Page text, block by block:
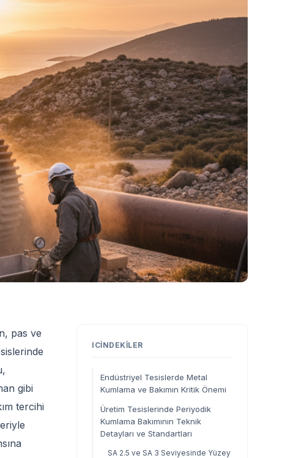
pas ve
gibi
tercihi
ICINDEKILER
Endüstriyel Tesislerde Metal
Kumlama ve Bakımın Kritik Önemi
Üretim Tesislerinde Periyodik
Kumlama Bakımının Teknik
Detayları ve Standartları
SA 2.5 ve SA 3 Seviyesinde Yüzey